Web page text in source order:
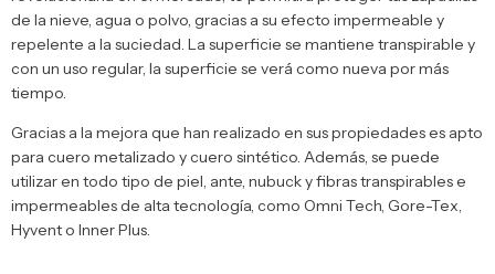
de la nieve, agua o polvo, gracias a su efecto impermeable y
repelente a la suciedad. La superficie se mantiene transpirable y
con un uso regular, la superficie se verá como nueva por más
tiempo.
Gracias a la mejora que han realizado en sus propiedades es apto
para cuero metalizado y cuero sintético. Además, se puede
utilizar en todo tipo de piel, ante, nubuck y fibras transpirables e
impermeables de alta tecnología, como Omni Tech, Gore-Tex,
Hyvent o Inner Plus.